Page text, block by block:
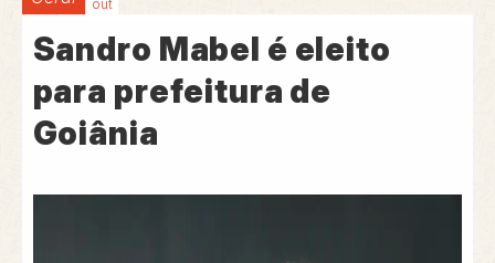
out
Sandro Mabel é eleito
para prefeitura de
Goiânia